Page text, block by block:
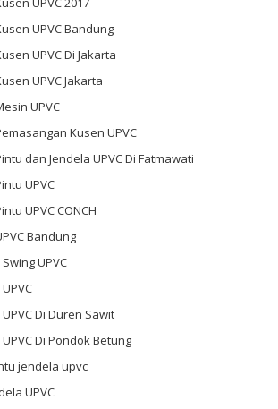
UPVC Bandung
UPVC Di Jakarta
UPVC Jakarta
UPVC
Kusen UPVC
dan Jendela UPVC Di Fatmawati
UPVC
UPVC CONCH
Bandung
UPVC
Di Duren Sawit
Di Pondok Betung
jendela upvc
UPVC